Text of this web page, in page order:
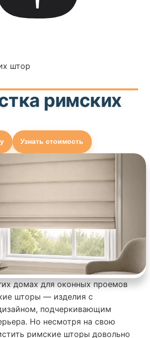
штор
римских
Узнать стоимость
домах для оконных проемов
шторы — изделия с
подчеркивающим
Но несмотря на свою
римские шторы довольно